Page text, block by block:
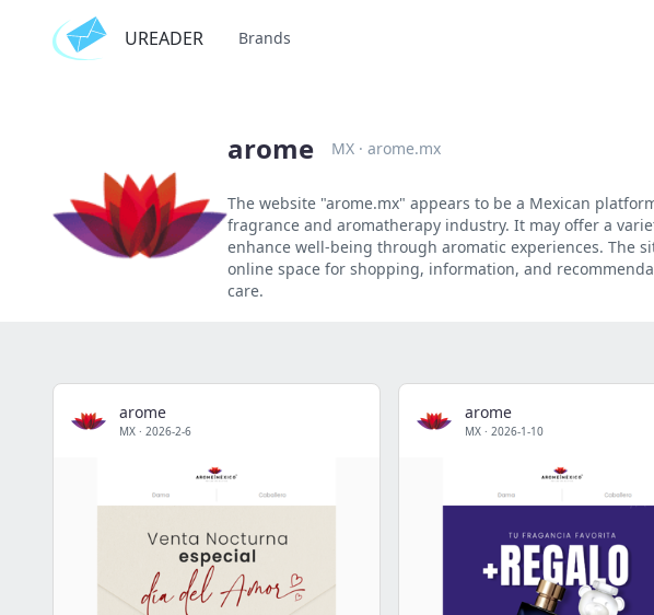
UREADER Brands
arome MX · arome.mx
The website "arome.mx" appears to be a Mexican
fragrance and aromatherapy industry. It may offer a
enhance well-being through aromatic experiences. The
online space for shopping, information, and
care.
arome
MX · 2026-2-6
arome
MX · 2026-1-10